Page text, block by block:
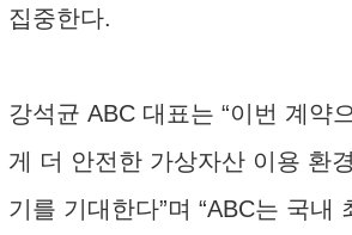
집중한다.
강석균 ABC 대표는 “이번 계약
게 더 안전한 가상자산 이용 환
기를 기대한다”며 “ABC는 국내